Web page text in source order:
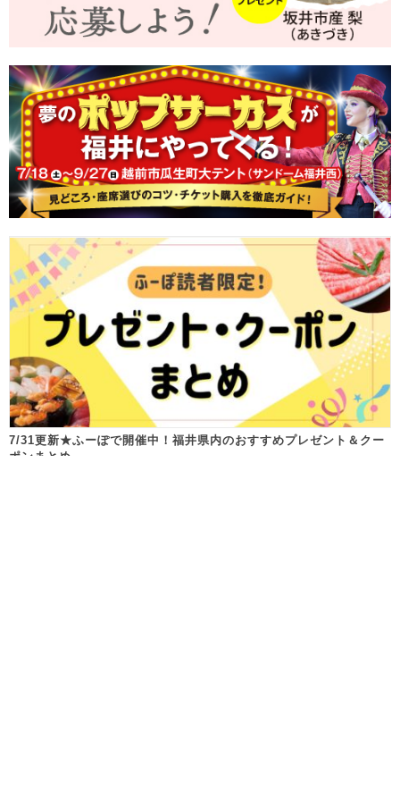
7/31更新★ふーぽで開催中！福井県内のおすすめプレゼント＆クー
ポンまとめ